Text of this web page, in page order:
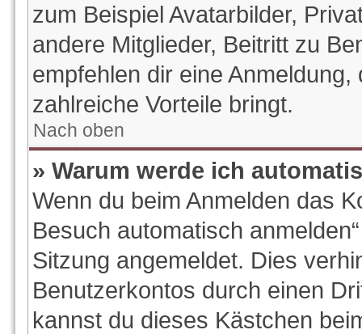
zum Beispiel Avatarbilder,
andere Mitglieder, Beitritt zu
empfehlen dir eine
zahlreiche Vorteile bringt.
Nach oben
» Warum werde ich
Wenn du beim Anmelden das
Besuch automatisch
Sitzung angemeldet. Dies
Benutzerkontos durch einen
kannst du dieses Kästchen